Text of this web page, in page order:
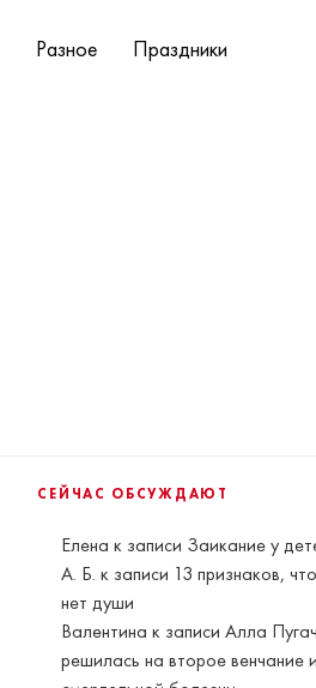
Разное Праздники
СЕЙЧАС ОБСУЖДАЮТ
Елена к записи Заикание у
А. Б. к записи 13 признаков,
нет души
Валентина к записиАлла
решилась на второе венчание